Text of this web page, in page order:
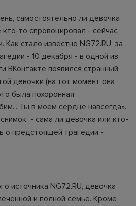
самостоятельно ли девочка
кто-то спровоцировал - сейчас
стало известно NG72.RU, за
- 10 декабря - в одной из
ВКонтакте появился странный
девочки (на тот момент она
была похоронная
Ты в моем сердце навсегда».
- сама ли девочка или кто-
о предстоящей трагедии -
источника NG72.RU, девочка
и полной семье. Кроме